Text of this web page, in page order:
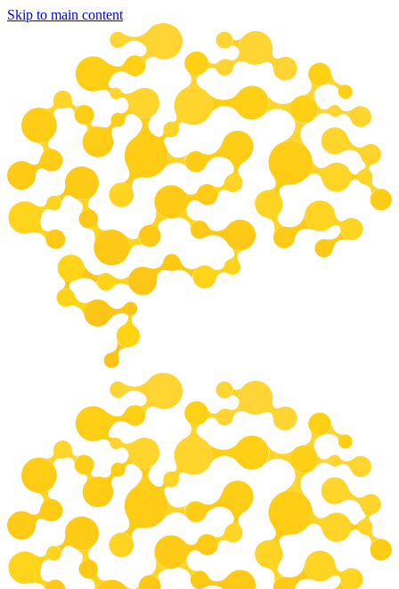
Skip to main content